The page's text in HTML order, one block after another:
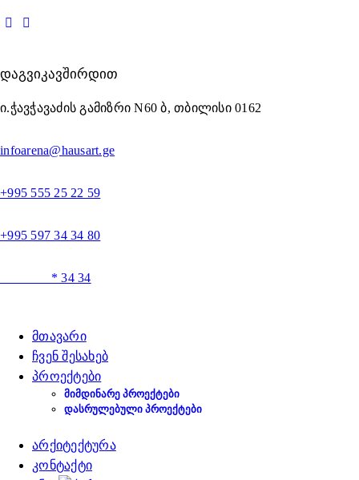
ᲓᲐᲒᲕᲘᲙᲐᲕᲨᲘᲠᲓᲘᲗ
ი.ჭავჭავაძის გამიზრი N60 ბ, თბილისი 0162
infoarena@hausart.ge
+995 555 25 22 59
+995 597 34 34 80
* 34 34
მთავარი
ჩვენ შესახებ
პროექტები
ᲛᲘᲛᲓᲘᲜᲐᲠᲔ ᲞᲠᲝᲔᲥᲢᲔᲑᲘ
ᲓᲐᲡᲠᲣᲚᲔᲑᲣᲚᲘ ᲞᲠᲝᲔᲥᲢᲔᲑᲘ
არქიტექტურა
კონტაქტი